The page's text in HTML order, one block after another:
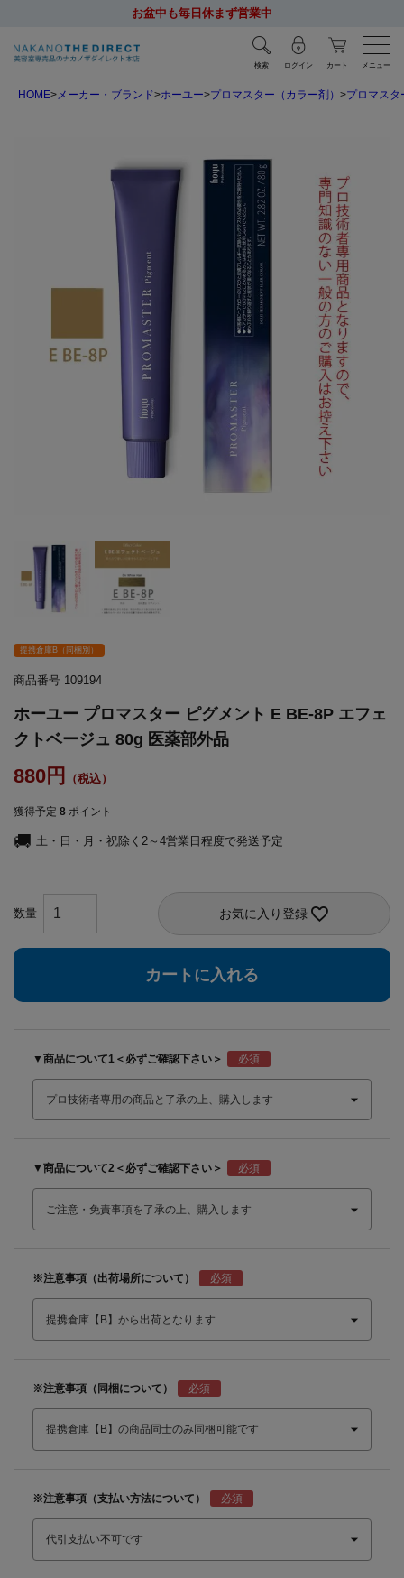
お盆中も毎日休まず営業中
検索 ログイン カート メニュー
HOME メーカー・ブランド ホーユー プロマスター（カラー剤） プロマスタ
提携倉庫B（同梱別）
商品番号 109194
ホーユー プロマスター ピグメント E BE-8P エフェ
クトベージュ 80g 医薬部外品
880
獲得予定 8 ポイント
土・日・月・祝除く2～4営業日程度で発送予定
お気に入り登録
カートに入れる
▼商品について1＜必ずご確認下さい＞
▼商品について2＜必ずご確認下さい＞
※注意事項（出荷場所について）
※注意事項（同梱について）
※注意事項（支払い方法について）